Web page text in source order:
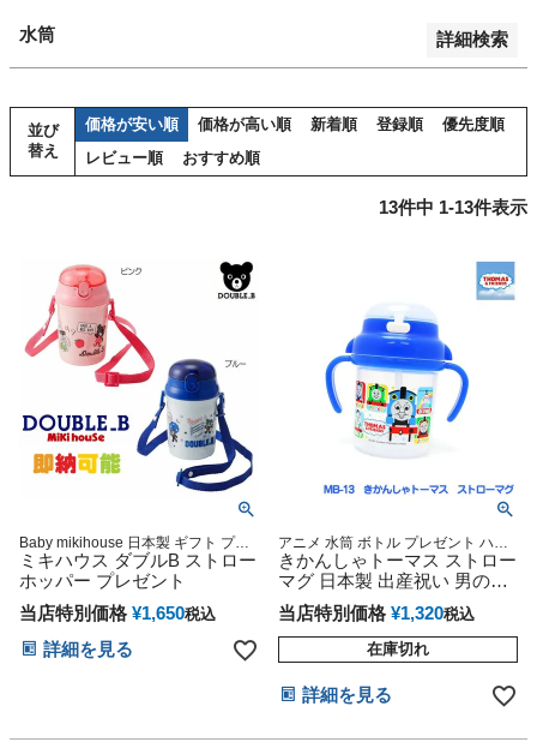
水筒 詳細検索
並び
替え
価格が安い順 価格が高い順 新着順 登録順
優先度順
レビュー順
おすすめ順
13件中 1-13件表示
Baby mikihouse 日本製 ギフト プレ
ゼント ラッピング
ミキハウス ダブルB ストロー
ホッパー プレゼント
当店特別価格 ¥1,650税込
詳細を見る
アニメ 水筒 ボトル プレゼント ハン
ドル ストローフード 専門
きかんしゃトーマス ストロー
マグ 日本製 出産祝い 男の子
女の子 赤ちゃん キャラクタ
ー
当店特別価格 ¥1,320税込
在庫切れ
詳細を見る